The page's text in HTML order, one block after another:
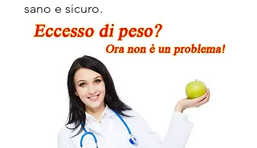
sano e sicuro.